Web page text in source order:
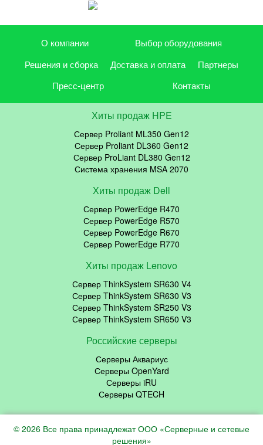
О компании
Выбор оборудования
Решения и сборка
Доставка и оплата
Партнеры
Пресс-центр
Контакты
Хиты продаж HPE
Сервер Proliant ML350 Gen12
Сервер Proliant DL360 Gen12
Сервер ProLiant DL380 Gen12
Система хранения MSA 2070
Хиты продаж Dell
Сервер PowerEdge R470
Сервер PowerEdge R570
Сервер PowerEdge R670
Сервер PowerEdge R770
Хиты продаж Lenovo
Сервер ThinkSystem SR630 V4
Сервер ThinkSystem SR630 V3
Сервер ThinkSystem SR250 V3
Сервер ThinkSystem SR650 V3
Российские серверы
Серверы Аквариус
Серверы OpenYard
Серверы iRU
Серверы QTECH
© 2026 Все права принадлежат ООО «Серверные и сетевые
решения»